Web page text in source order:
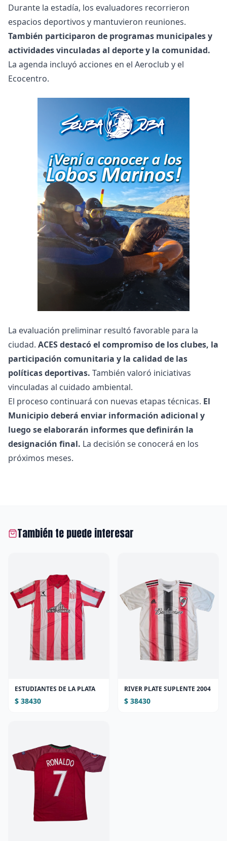
Durante la estadía, los evaluadores recorrieron
espacios deportivos y mantuvieron reuniones.
También participaron de programas municipales y
actividades vinculadas al deporte y la comunidad.
La agenda incluyó acciones en el Aeroclub y el
Ecocentro.
La evaluación preliminar resultó favorable para la
ciudad. ACES destacó el compromiso de los clubes, la
participación comunitaria y la calidad de las
políticas deportivas. También valoró iniciativas
vinculadas al cuidado ambiental.
El proceso continuará con nuevas etapas técnicas. El
Municipio deberá enviar información adicional y
luego se elaborarán informes que definirán la
designación final. La decisión se conocerá en los
próximos meses.
También te puede interesar
ESTUDIANTES DE LA PLATA
$ 38430
RIVER PLATE SUPLENTE 2004
$ 38430